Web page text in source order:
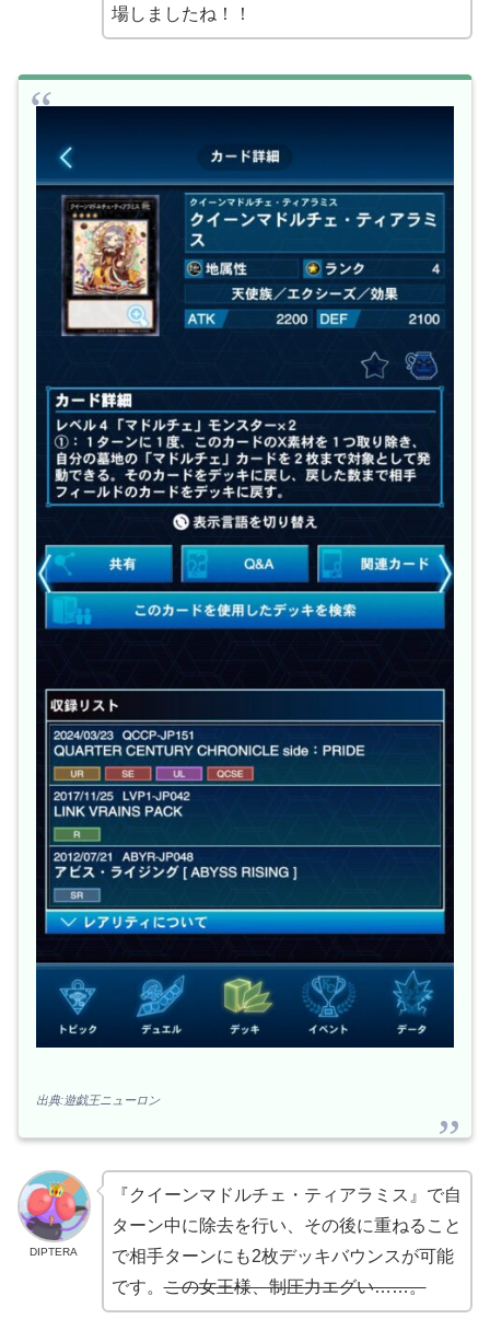
場しましたね！！
出典:遊戯王ニューロン
DIPTERA
『クイーンマドルチェ・ティアラミス』で自
ターン中に除去を行い、その後に重ねること
で相手ターンにも2枚デッキバウンスが可能
です。この女王様、制圧力エグい……。